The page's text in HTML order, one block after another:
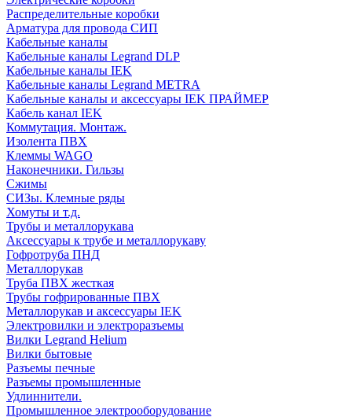
Распределительные коробки
Арматура для провода СИП
Кабельные каналы
Кабельные каналы Legrand DLP
Кабельные каналы IEK
Кабельные каналы Legrand METRA
Кабельные каналы и аксессуары IEK ПРАЙМЕР
Кабель канал IEK
Коммутация. Монтаж.
Изолента ПВХ
Клеммы WAGO
Наконечники. Гильзы
Сжимы
СИЗы. Клемные ряды
Хомуты и т.д.
Трубы и металлорукава
Аксессуары к трубе и металлорукаву
Гофротруба ПНД
Металлорукав
Труба ПВХ жесткая
Трубы гофрированные ПВХ
Металлорукав и аксессуары IEK
Электровилки и электроразъемы
Вилки Legrand Helium
Вилки бытовые
Разъемы печные
Разъемы промышленные
Удлиннители.
Промышленное электрооборудование